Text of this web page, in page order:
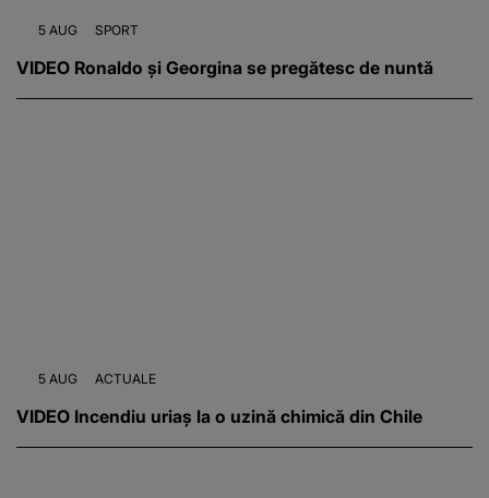
5 AUG SPORT
VIDEO Ronaldo și Georgina se pregătesc de nuntă
5 AUG ACTUALE
VIDEO Incendiu uriaș la o uzină chimică din Chile